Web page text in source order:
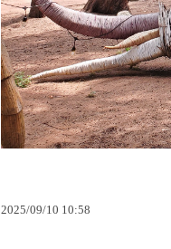
2025/09/10 10:58